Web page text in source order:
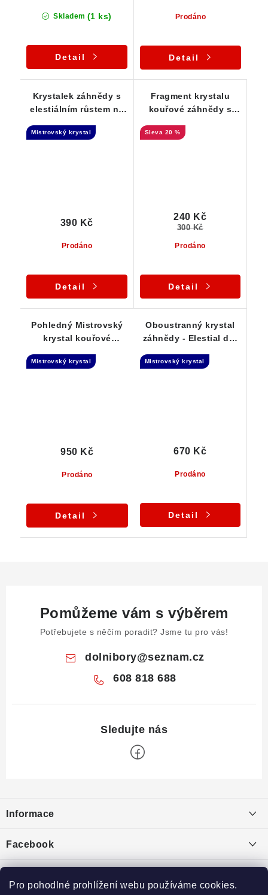
Pro pohodlné prohlížení webu používáme cookies.
Skladem (1 ks)
Detail
Prodáno
Detail
Krystalek záhnědy s
elestiálním růstem na
Mistrovský krystal
Prodáno
390 Kč
Detail
Fragment krystalu
kouřové záhnědy s
20 %
Prodáno
240 Kč
300 Kč
Detail
Pohledný Mistrovský
krystal kouřové
Elestial
Mistrovský krystal
Prodáno
950 Kč
Detail
Oboustranný krystal
záhnědy - Elestial dar
Mistrovský krystal
Prodáno
670 Kč
Detail
Pomůžeme vám s výběrem
Potřebujete s něčím poradit? Jsme tu pro vás!
dolnibory@seznam.cz
608 818 688
p
a
í
Informace
Puncovní značky
Ochrana osobních údajů
Facebook
Toplist